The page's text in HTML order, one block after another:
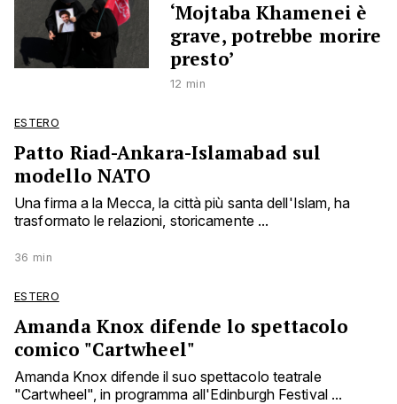
‘Mojtaba Khamenei è
grave, potrebbe morire
presto’
12 min
ESTERO
Patto Riad-Ankara-Islamabad sul
modello NATO
Una firma a la Mecca, la città più santa dell'Islam, ha
trasformato le relazioni, storicamente ...
36 min
ESTERO
Amanda Knox difende lo spettacolo
comico "Cartwheel"
Amanda Knox difende il suo spettacolo teatrale
"Cartwheel", in programma all'Edinburgh Festival ...